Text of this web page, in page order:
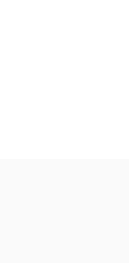
Модель